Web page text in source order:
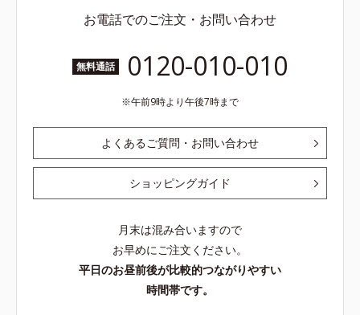
お電話でのご注文・お問い合わせ
無料通話 0120-010-010
午前9時より午後7時まで
よくあるご質問・お問い合わせ
ショッピングガイド
月末は混み合いますので
お早めにご注文ください。
平日のお昼前後が比較的つながりやすい
時間帯です。